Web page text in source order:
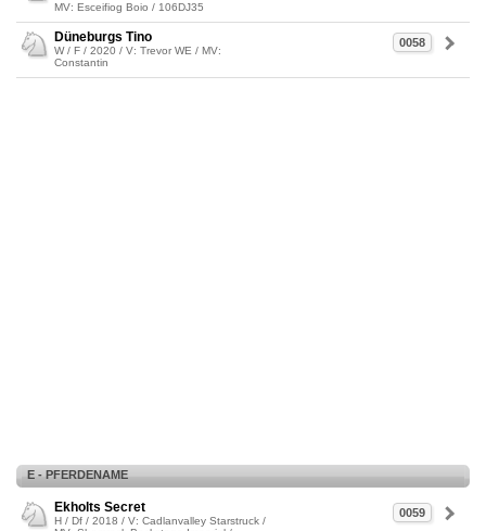
MV: Esceifiog Boio / 106DJ35
0058
Düneburgs Tino
W / F / 2020 / V: Trevor WE / MV:
Constantin
E - PFERDENAME
0059
Ekholts Secret
H / Df / 2018 / V: Cadlanvalley Starstruck /